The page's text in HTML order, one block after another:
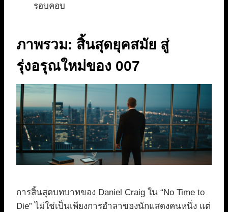
รอบคอบ
ภาพรวม: สิ้นสุดยุคสมัย สู่
รุ่งอรุณใหม่ของ 007
การสิ้นสุดบทบาทของ Daniel Craig ใน “No Time to
Die” ไม่ใช่เป็นเพียงการอำลาของนักแสดงคนหนึ่ง แต่